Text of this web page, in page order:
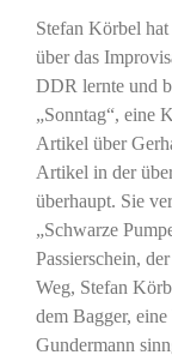
Stefan Körbel
über das
DDR lernte und
„Sonntag“, eine
Artikel über
Artikel in der
überhaupt. Sie
„Schwarze
Passierschein,
Weg, Stefan
dem Bagger,
Gundermann